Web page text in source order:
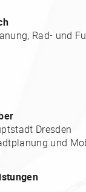
Rad- und
Dresden
und